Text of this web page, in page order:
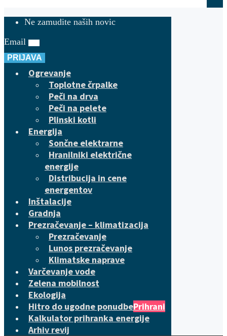
Ne zamudite naših novic
Email
PRIJAVA
Ogrevanje
Toplotne črpalke
Peči na drva
Peči na pelete
Plinski kotli
Energija
Sončne elektrarne
Hranilniki električne
energije
Distribucija in cene
energentov
Inštalacije
Gradnja
Prezračevanje – klimatizacija
Prezračevanje
Lunos prezračevanje
Klimatske naprave
Varčevanje vode
Zelena mobilnost
Ekologija
Hitro do ugodne ponudbePrihrani
Kalkulator prihranka energije
Arhiv revij